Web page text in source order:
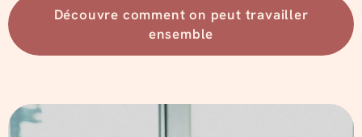
Découvre comment on peut travailler
ensemble